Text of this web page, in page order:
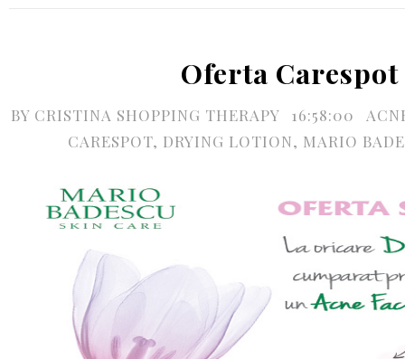
Oferta Carespot
BY CRISTINA SHOPPING THERAPY 16:58:00
CARESPOT, DRYING LOTION, MARIO